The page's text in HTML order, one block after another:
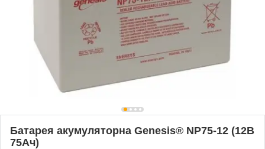
Батарея акумуляторна Genesis® NP75-12 (12В
75Ач)